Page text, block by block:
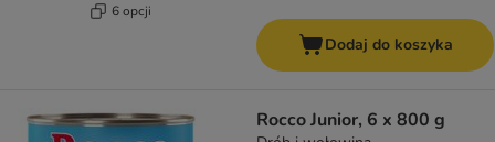
6 opcji
Dodaj do koszyka
Rocco Junior, 6 x 800 g